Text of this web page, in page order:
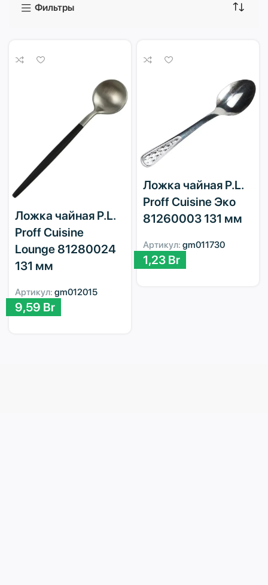
Фильтры
Ложка чайная P.L.
Proff Cuisine
Lounge 81280024
131 мм
Артикул: gm012015
9,59 Br
Ложка чайная P.L.
Proff Cuisine Эко
81260003 131 мм
Артикул: gm011730
1,23 Br